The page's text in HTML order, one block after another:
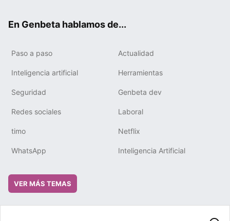
En Genbeta hablamos de...
Paso a paso Actualidad
Inteligencia artificial Herramientas
Seguridad Genbeta dev
Redes sociales Laboral
timo Netflix
WhatsApp Inteligencia Artificial
VER MÁS TEMAS